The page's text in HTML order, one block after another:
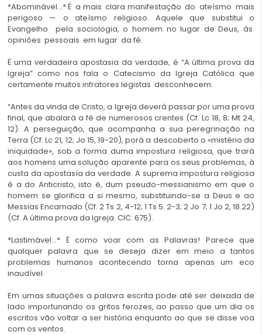
*Abominável…* É a mais clara manifestação do ateísmo mais
perigoso — o ateísmo religioso. Aquele que substitui o
Evangelho pela sociologia, o homem no lugar de Deus, às
opiniões pessoais em lugar da fé.
É uma verdadeira apostasia da verdade, é “A última prova da
Igreja” como nos fala o Catecismo da Igreja Católica que
certamente muitos infratores legistas desconhecem:
“Antes da vinda de Cristo, a Igreja deverá passar por uma prova
final, que abalará a fé de numerosos crentes (Cf. Lc 18, 8; Mt 24,
12). A perseguição, que acompanha a sua peregrinação na
Terra (Cf. Lc 21, 12; Jo 15, 19-20), porá a descoberto o «mistério da
iniquidade», sob a forma duma impostura religiosa, que trará
aos homens uma solução aparente para os seus problemas, à
custa da apostasía da verdade. A suprema impostura religiosa
é a do Anticristo, isto é, dum pseudo-messianismo em que o
homem se glorifica a si mesmo, substituindo-se a Deus e ao
Messias Encarnado (Cf. 2 Ts 2, 4-12; 1 Ts 5. 2-3; 2 Jo 7; 1 Jo 2, 18.22)
(Cf. A última prova da Igreja. CIC. 675).
*Lastimável…* É como voar com as Palavras! Parece que
qualquer palavra que se deseja dizer em meio a tantos
problemas humanos acontecendo torna apenas um eco
inaudível.
Em umas situações a palavra escrita pode até ser deixada de
lado importunando os gritos ferozes, ao passo que um dia os
escritos vão voltar a ser história enquanto ao que se disse voa
com os ventos.